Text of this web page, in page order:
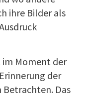
ihre Bilder als
im Moment der
der
Das